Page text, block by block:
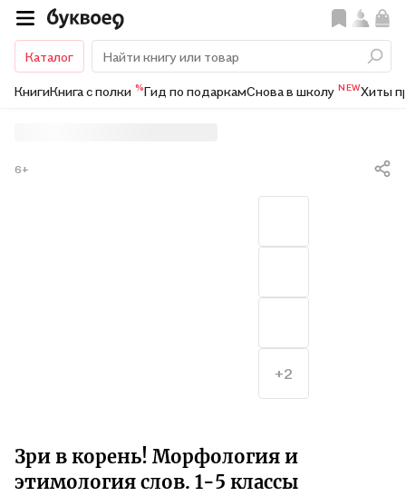
Каталог
КнигиКнига с полки %Гид по подаркамСнова в школу NEWХиты
Зри в корень! Морфология и
этимология слов. 1-5 классы
6+
+2